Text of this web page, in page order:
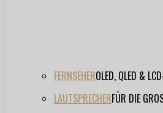
FERNSEHEROLED, QLED &
LAUTSPRECHERFÜR DIE